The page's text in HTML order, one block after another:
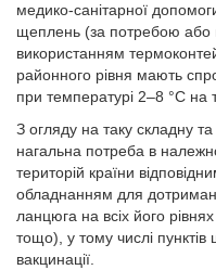
медико-санітарної
щеплень (за потребою або
використанням
районного рівня мають
при температурі 2–8 °С на
З огляду на таку складну
нагальна потреба в
територій країни
обладнанням для
ланцюга на всіх його
тощо), у тому числі
вакцинації.